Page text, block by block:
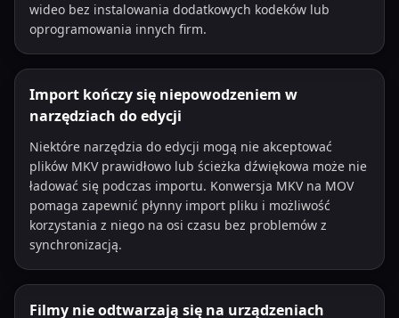
wideo bez instalowania dodatkowych kodeków lub
oprogramowania innych firm.
Import kończy się niepowodzeniem w
narzędziach do edycji
Niektóre narzędzia do edycji mogą nie akceptować
plików MKV prawidłowo lub ścieżka dźwiękowa może nie
ładować się podczas importu. Konwersja MKV na MOV
pomaga zapewnić płynny import pliku i możliwość
korzystania z niego na osi czasu bez problemów z
synchronizacją.
Filmy nie odtwarzają się na urządzeniach